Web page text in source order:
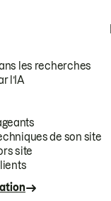
les recherches
l’IA
de son site
site